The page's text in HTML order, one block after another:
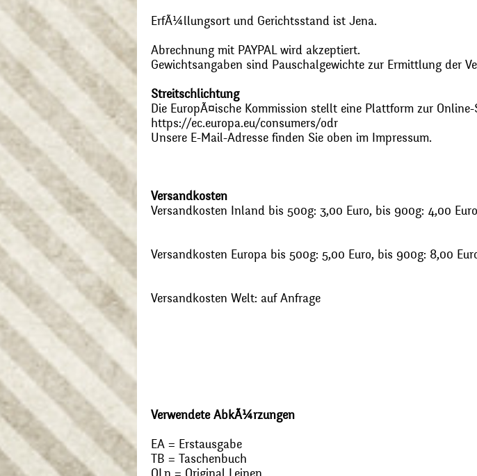
ErfÃ¼llungsort und Gerichtsstand ist Jena.
Abrechnung mit PAYPAL wird akzeptiert.
Gewichtsangaben sind Pauschalgewichte zur Ermittlung der
Streitschlichtung
Die EuropÃ¤ische Kommission stellt eine Plattform zur
https://ec.europa.eu/consumers/odr
Unsere E-Mail-Adresse finden Sie oben im Impressum.
Versandkosten
Versandkosten Inland bis 500g: 3,00 Euro, bis 900g: 4,00
Versandkosten Europa bis 500g: 5,00 Euro, bis 900g: 8,00
Versandkosten Welt: auf Anfrage
Verwendete AbkÃ¼rzungen
EA = Erstausgabe
TB = Taschenbuch